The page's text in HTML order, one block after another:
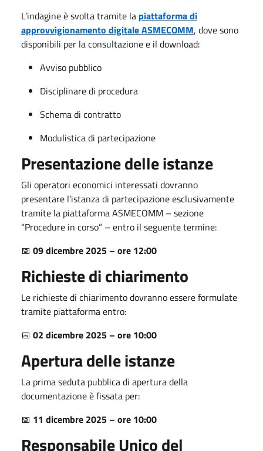
L’indagine è svolta tramite la piattaforma di
approvvigionamento digitale ASMECOMM, dove sono
disponibili per la consultazione e il download:
Avviso pubblico
Disciplinare di procedura
Schema di contratto
Modulistica di partecipazione
Presentazione delle istanze
Gli operatori economici interessati dovranno
presentare l’istanza di partecipazione esclusivamente
tramite la piattaforma ASMECOMM – sezione
“Procedure in corso” – entro il seguente termine:
📅 09 dicembre 2025 – ore 12:00
Richieste di chiarimento
Le richieste di chiarimento dovranno essere formulate
tramite piattaforma entro:
📅 02 dicembre 2025 – ore 10:00
Apertura delle istanze
La prima seduta pubblica di apertura della
documentazione è fissata per:
📅 11 dicembre 2025 – ore 10:00
Responsabile Unico del